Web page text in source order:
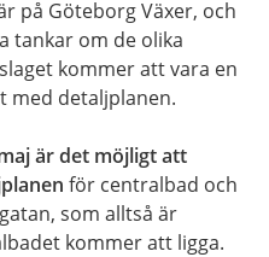
på Göteborg Växer, och
tankar om de olika
kommer att vara en
med detaljplanen.
är det möjligt att
för centralbad och
som alltså är
kommer att ligga.